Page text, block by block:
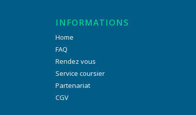
INFORMATIONS
Home
FAQ
Rendez vous
Service coursier
Partenariat
CGV